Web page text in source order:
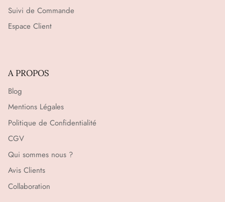
Suivi de Commande
Espace Client
A PROPOS
Blog
Mentions Légales
Politique de Confidentialité
CGV
Qui sommes nous ?
Avis Clients
Collaboration